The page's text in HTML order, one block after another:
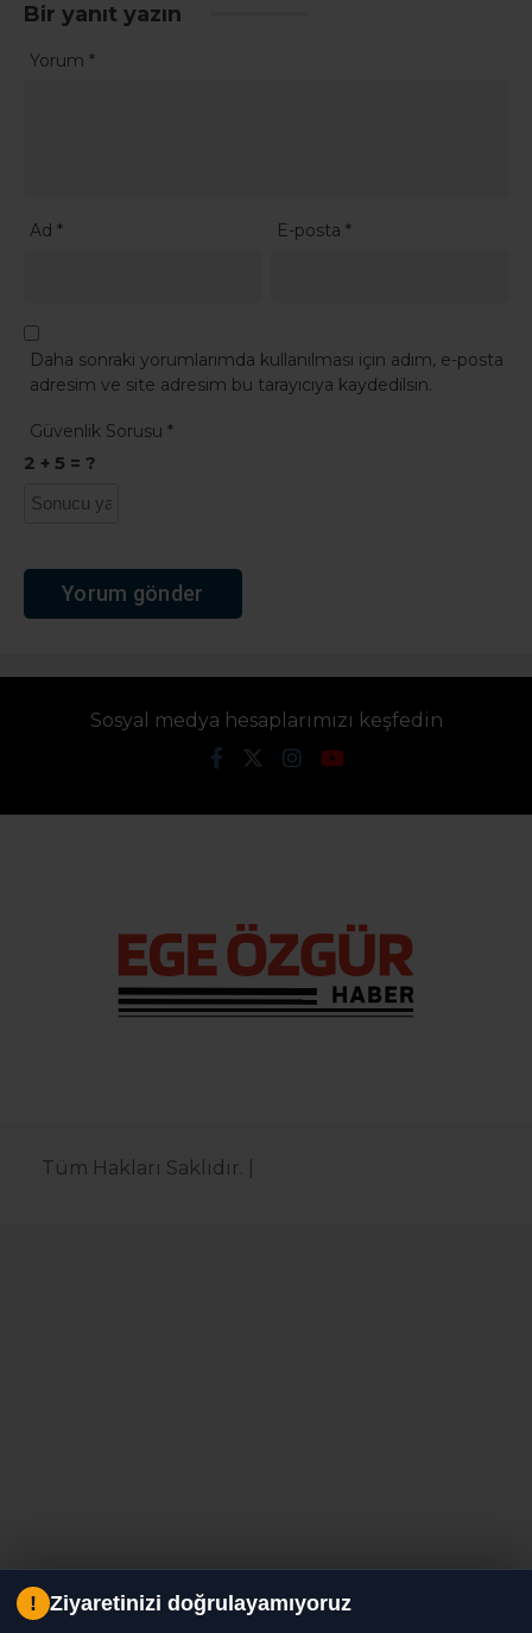
Bir yanıt yazın
Yorum *
Ad * E-posta*
Daha sonraki yorumlarımda kullanılması için adım, e-posta
adresim ve site adresim bu tarayıcıya kaydedilsin.
Güvenlik Sorusu *
2 + 5 = ?
Sosyal medya hesaplarımızı keşfedin
Tüm Hakları Saklıdır. |
! Ziyaretinizi doğrulayamıyoruz